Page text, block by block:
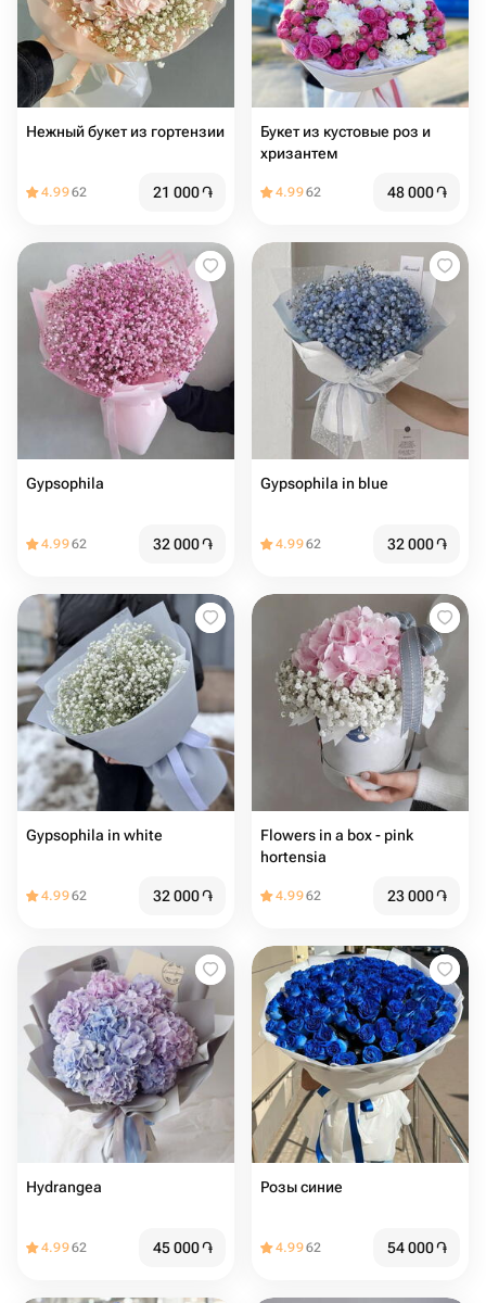
Нежный букет из гортензии
4.9962 21 000֏
Букет из кустовые роз и
хризантем
4.9962 48 000֏
Gypsophila
4.9962 32 000֏
Gypsophila in blue
4.9962 32 000֏
Gypsophila in white
4.9962 32 000֏
Flowers in a box - pink
hortensia
4.9962 23 000֏
Hydrangea
4.9962 45 000֏
Розы синие
4.9962 54 000֏